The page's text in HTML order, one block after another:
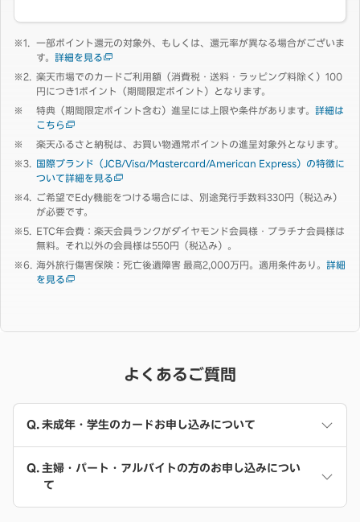
一部ポイント還元の対象外、もしくは、還元率が異なる場合がございま
す。 詳細を見る
楽天市場でのカードご利用額（消費税・送料・ラッピング料除く）100
円につき1ポイント（期間限定ポイント）となります。
特典（期間限定ポイント含む）進呈には上限や条件があります。 詳細は
こちら
楽天ふるさと納税は、お買い物通常ポイントの進呈対象外となります。
国際ブランド（JCB/Visa/Mastercard/American Express）の特徴に
ついて詳細を見る
ご希望でEdy機能をつける場合には、別途発行手数料330円（税込み）
が必要です。
ETC年会費：楽天会員ランクがダイヤモンド会員様・プラチナ会員様は
無料。それ以外の会員様は550円（税込み）。
海外旅行傷害保険：死亡後遺障害 最高2,000万円。適用条件あり。 詳細
を見る
よくあるご質問
未成年・学生のカードお申し込みについて
主婦・パート・アルバイトの方のお申し込みについ
て